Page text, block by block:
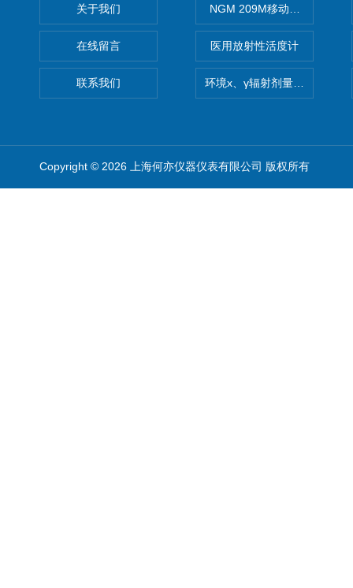
关于我们
在线留言
联系我们
NGM 209M移动式惰性气体
医用放射性活度计
环境x、γ辐射剂量率仪
Copyright © 2026 上海何亦仪器仪表有限公司 版权所有